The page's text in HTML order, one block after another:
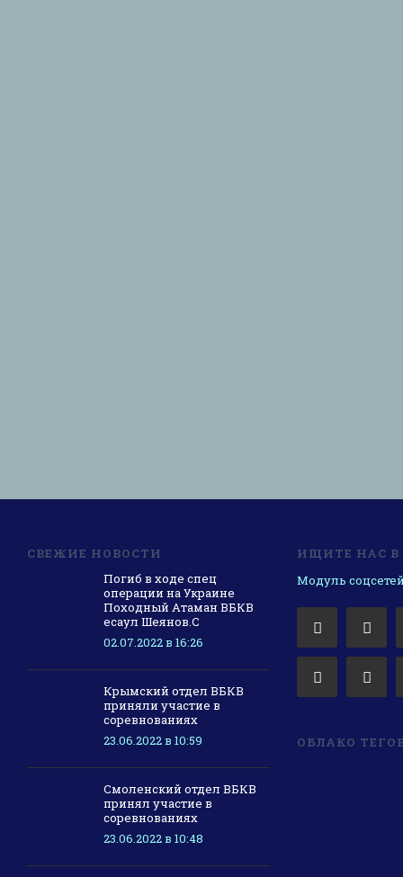
СВЕЖИЕ НОВОСТИ
Погиб в ходе спец
операции на Украине
Походный Атаман ВБКВ
есаул Шеянов.С
02.07.2022 в 16:26
Крымский отдел ВБКВ
приняли участие в
соревнованиях
23.06.2022 в 10:59
Смоленский отдел ВБКВ
принял участие в
соревнованиях
23.06.2022 в 10:48
ИЩИТЕ НАС В
Модуль
ОБЛАКО